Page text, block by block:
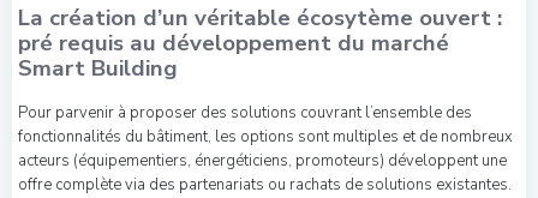
La création d’un véritable écosytème ouvert :
pré requis au développement du marché
Smart Building
Pour parvenir à proposer des solutions couvrant l’ensemble des
fonctionnalités du bâtiment, les options sont multiples et de nombreux
acteurs (équipementiers, énergéticiens, promoteurs) développent une
offre complète via des partenariats ou rachats de solutions existantes.